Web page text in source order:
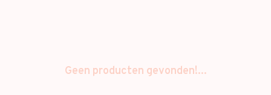
Geen producten gevonden!...